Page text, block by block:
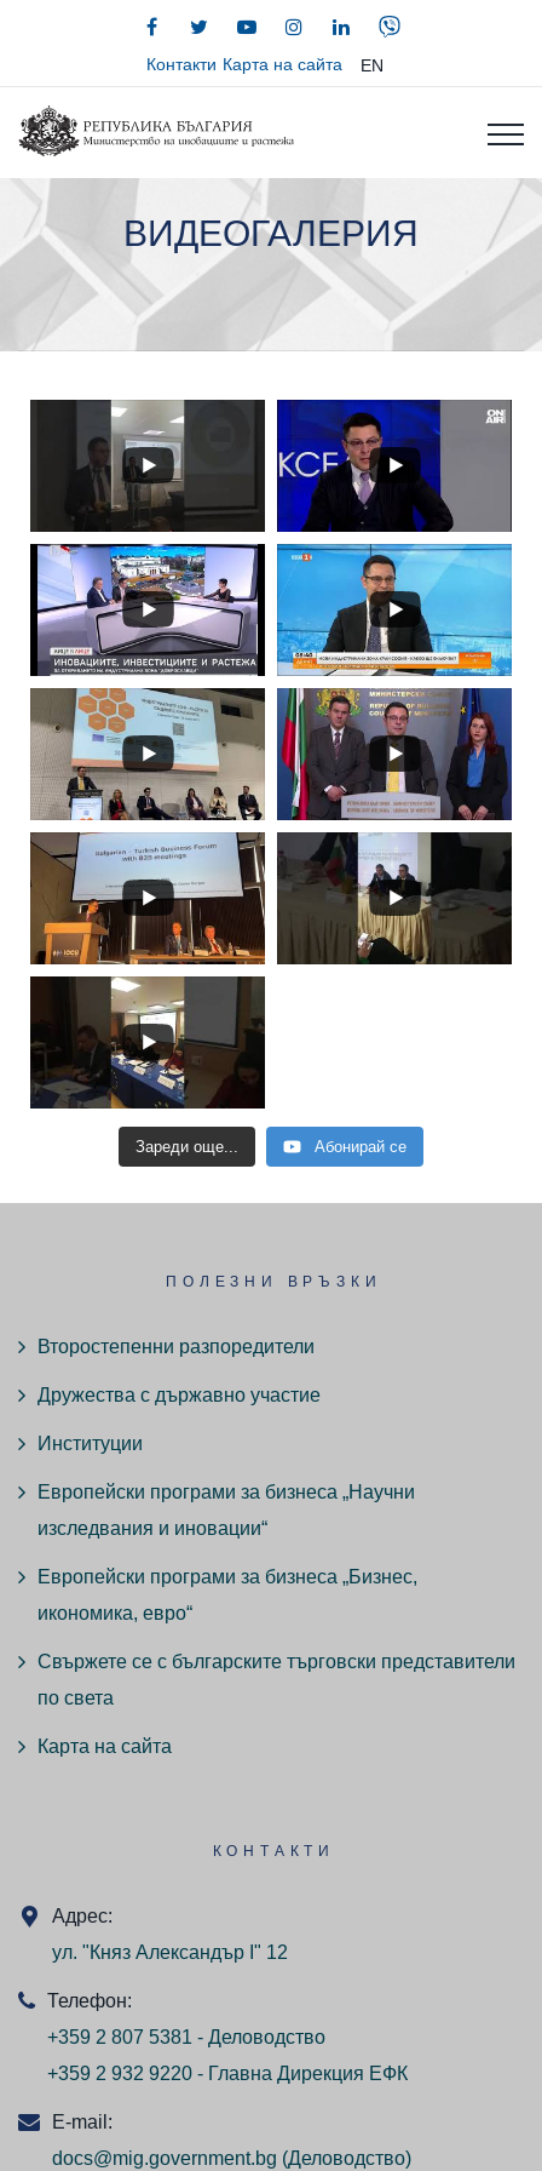
Контакти Карта на сайта EN
ВИДЕОГАЛЕРИЯ
Зареди още... Абонирай се
ПОЛЕЗНИ ВРЪЗКИ
Второстепенни разпоредители
Дружества с държавно участие
Институции
Европейски програми за бизнеса „Научни
изследвания и иновации“
Европейски програми за бизнеса „Бизнес,
икономика, евро“
Свържете се с българските търговски представители
по света
Карта на сайта
КОНТАКТИ
Адрес:
ул. "Княз Александър I" 12
Телефон:
+359 2 807 5381 - Деловодство
+359 2 932 9220 - Главна Дирекция ЕФК
E-mail:
docs@mig.government.bg (Деловодство)